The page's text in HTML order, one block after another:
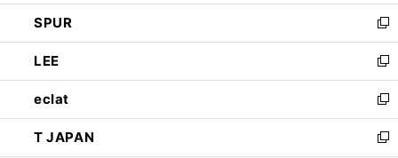
ウ
で
開
く
ン
ド
ウ
で
開
く
ウ
ィ
ン
ド
ウ
で
開
く
し
い
ウ
ィ
ン
ド
ウ
で
SPUR
新
し
い
ウ
ィ
ン
ド
LEE
新
し
い
ウ
ィ
eclat
新
し
い
T JAPAN
新